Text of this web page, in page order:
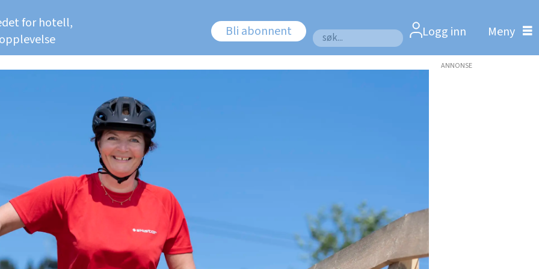
for hotell,
Bli abonnent
Søk
Logg inn
ANNONSE